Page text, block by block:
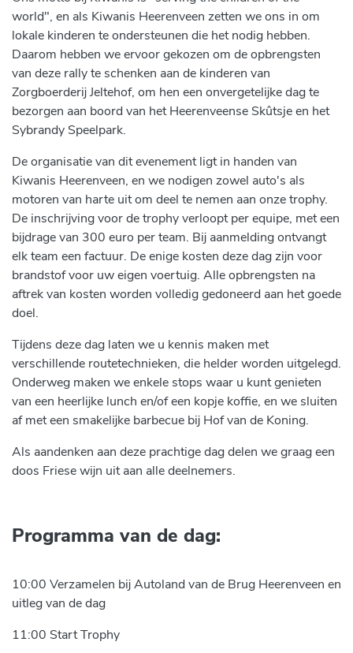
world", en als Kiwanis Heerenveen zetten we ons in om
lokale kinderen te ondersteunen die het nodig hebben.
Daarom hebben we ervoor gekozen om de opbrengsten
van deze rally te schenken aan de kinderen van
Zorgboerderij Jeltehof, om hen een onvergetelijke dag te
bezorgen aan boord van het Heerenveense Skûtsje en het
Sybrandy Speelpark.
De organisatie van dit evenement ligt in handen van
Kiwanis Heerenveen, en we nodigen zowel auto's als
motoren van harte uit om deel te nemen aan onze trophy.
De inschrijving voor de trophy verloopt per equipe, met een
bijdrage van 300 euro per team. Bij aanmelding ontvangt
elk team een factuur. De enige kosten deze dag zijn voor
brandstof voor uw eigen voertuig. Alle opbrengsten na
aftrek van kosten worden volledig gedoneerd aan het goede
doel.
Tijdens deze dag laten we u kennis maken met
verschillende routetechnieken, die helder worden uitgelegd.
Onderweg maken we enkele stops waar u kunt genieten
van een heerlijke lunch en/of een kopje koffie, en we sluiten
af met een smakelijke barbecue bij Hof van de Koning.
Als aandenken aan deze prachtige dag delen we graag een
doos Friese wijn uit aan alle deelnemers.
Programma van de dag:
10:00 Verzamelen bij Autoland van de Brug Heerenveen en
uitleg van de dag
11:00 Start Trophy